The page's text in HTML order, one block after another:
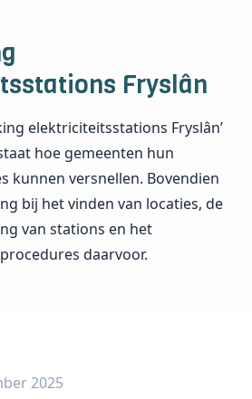
Fryslân
elektriciteitsstations Fryslân’
hoe gemeenten hun
kunnen versnellen. Bovendien
bij het vinden van locaties, de
van stations en het
daarvoor.
2025